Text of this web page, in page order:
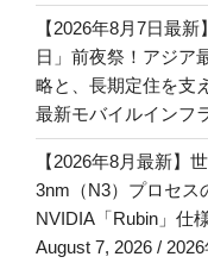
【2026年8月7日最
日」前夜祭！アジア
略と、長期定住を支
最新モバイルインフ
【2026年8月最新】
3nm（N3）プロセス
NVIDIA「Rubin」仕
August 7, 2026 /